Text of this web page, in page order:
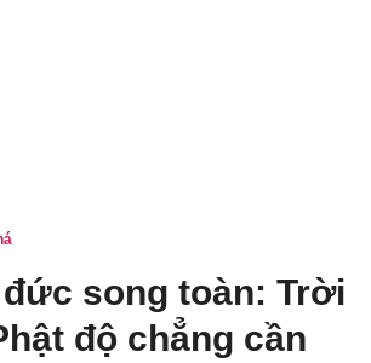
song toàn: Trời
độ chẳng cần